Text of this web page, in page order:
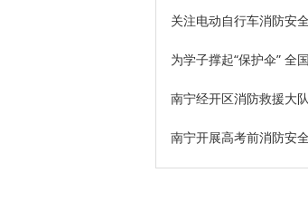
关注电动自行车消防安
为学子撑起“保护伞” 全
南宁经开区消防救援大
南宁开展高考前消防安